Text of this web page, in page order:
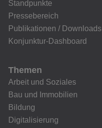
Standpunkte
Pressebereich
Publikationen / Downloads
Konjunktur-Dashboard
Themen
Arbeit und Soziales
Bau und Immobilien
Bildung
Digitalisierung